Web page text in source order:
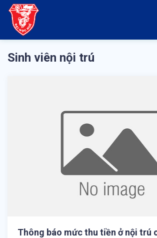
Sinh viên nội trú
Thông báo mức thu tiền ở nội trú